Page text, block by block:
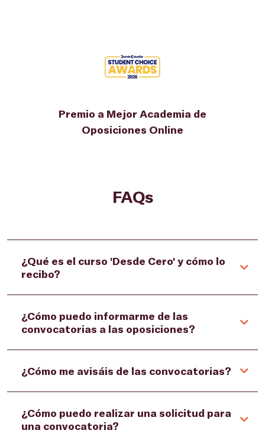
Premio a Mejor Academia de
Oposiciones Online
FAQs
¿Qué es el curso 'Desde Cero' y cómo lo
recibo?
¿Cómo puedo informarme de las
convocatorias a las oposiciones?
¿Cómo me avisáis de las convocatorias?
¿Cómo puedo realizar una solicitud para
una convocatoria?